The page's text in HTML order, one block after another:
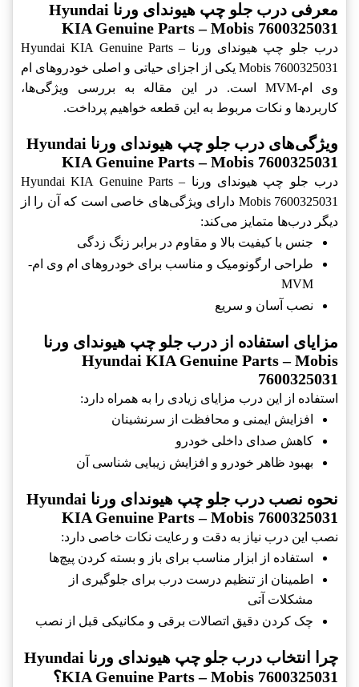
معرفی درب جلو چپ هیوندای ورنا Hyundai
KIA Genuine Parts – Mobis 7600325031
درب جلو چپ هیوندای ورنا Hyundai KIA Genuine Parts –
Mobis 7600325031 یکی از اجزای حیاتی و اصلی خودروهای ام
وی ام-MVM است. در این مقاله به بررسی ویژگی‌ها،
کاربردها و نکات مربوط به این قطعه خواهیم پرداخت.
ویژگی‌های درب جلو چپ هیوندای ورنا Hyundai
KIA Genuine Parts – Mobis 7600325031
درب جلو چپ هیوندای ورنا Hyundai KIA Genuine Parts –
Mobis 7600325031 دارای ویژگی‌های خاصی است که آن را از
دیگر درب‌ها متمایز می‌کند:
جنس با کیفیت بالا و مقاوم در برابر زنگ زدگی
طراحی ارگونومیک و مناسب برای خودروهای ام وی ام-
MVM
نصب آسان و سریع
مزایای استفاده از درب جلو چپ هیوندای ورنا
Hyundai KIA Genuine Parts – Mobis
7600325031
استفاده از این درب مزایای زیادی را به همراه دارد:
افزایش ایمنی و محافظت از سرنشینان
کاهش صدای داخلی خودرو
بهبود ظاهر خودرو و افزایش زیبایی شناسی آن
نحوه نصب درب جلو چپ هیوندای ورنا Hyundai
KIA Genuine Parts – Mobis 7600325031
نصب این درب نیاز به دقت و رعایت نکات خاصی دارد:
استفاده از ابزار مناسب برای باز و بسته کردن پیچ‌ها
اطمینان از تنظیم درست درب برای جلوگیری از
مشکلات آتی
چک کردن دقیق اتصالات برقی و مکانیکی قبل از نصب
چرا انتخاب درب جلو چپ هیوندای ورنا Hyundai
KIA Genuine Parts – Mobis 7600325031؟